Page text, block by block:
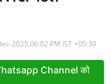
2025,06:02 PM IST +05:30
Channel को